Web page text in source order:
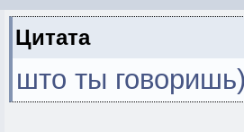
Цитата
што ты